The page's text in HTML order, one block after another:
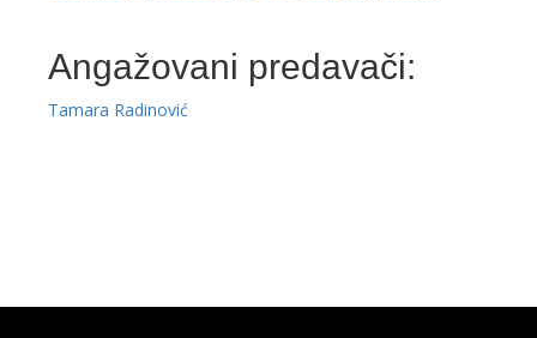
Angažovani predavači:
Tamara Radinović